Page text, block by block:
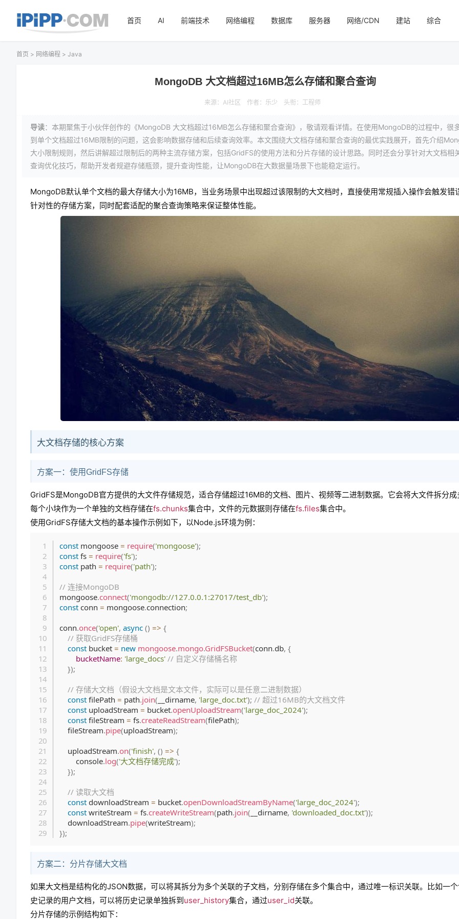
首页 AI 前端技术 网络编程 数据库 服务器 网络/CDN 建站 综合
首页 > 网络编程 > Java
MongoDB 大文档超过16MB怎么存储和聚合查询
来源： AI社区 作者：乐少 头衔：工程师
导读：本期聚焦于小伙伴创作的《MongoDB 大文档超过16MB怎么存储和聚合查询》，敬请观看详情。在使用MongoDB的过程中，很
到单个文档超过16MB限制的问题，这会影响数据存储和后续查询效率。本文围绕大文档存储和聚合查询的最优实践展开，首先介绍
大小限制规则，然后讲解超过限制后的两种主流存储方案，包括GridFS的使用方法和分片存储的设计思路。同时还会分享针对大文档相
查询优化技巧，帮助开发者规避存储瓶颈，提升查询性能，让MongoDB在大数据量场景下也能稳定运行。
MongoDB默认单个文档的最大存储大小为16MB，当业务场景中出现超过该限制的大文档时，直接使用常规插入操作会触发错
针对性的存储方案，同时配套适配的聚合查询策略来保证整体性能。
大文档存储的核心方案
方案一：使用GridFS存储
GridFS是MongoDB官方提供的大文件存储规范，适合存储超过16MB的文档、图片、视频等二进制数据。它会将大文件拆分
每个小块作为一个单独的文档存储在fs.chunks集合中，文件的元数据则存储在fs.files集合中。
使用GridFS存储大文档的基本操作示例如下，以Node.js环境为例：
const mongoose = require('mongoose');
const fs = require('fs');
const path = require('path');
// 连接MongoDB
mongoose.connect('mongodb://127.0.0.1:27017/test_db');
const conn = mongoose.connection;
conn.once('open', async () => {
// 获取GridFS存储桶
const bucket = new mongoose.mongo.GridFSBucket(conn.db, {
bucketName: 'large_docs' // 自定义存储桶名称
});
// 存储大文档（假设大文档是文本文件，实际可以是任意二进制数据）
const filePath = path.join( __dirname, 'large_doc.txt'); // 超过16MB的大文档文件
const uploadStream = bucket.openUploadStream('large_doc_2024');
const fileStream = fs.createReadStream(filePath);
    fileStream
.pipe(uploadStream);
    uploadStream
.on('finish', () => {
        console
.log('大文档存储完成');
});
// 读取大文档
const downloadStream = bucket.openDownloadStreamByName('large_doc_2024');
const writeStream = fs.createWriteStream(path.join( __dirname, 'downloaded_doc.txt'));
    downloadStream
.pipe(writeStream);
});
方案二：分片存储大文档
如果大文档是结构化的JSON数据，可以将其拆分为多个关联的子文档，分别存储在多个集合中，通过唯一标识关联。比如一
史记录的用户文档，可以将历史记录单独拆到user_history集合，通过user_id关联。
分片存储的示例结构如下：